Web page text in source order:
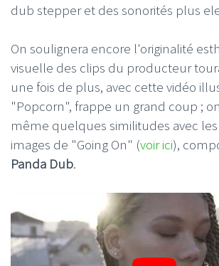
dub stepper et des sonorités plus
On soulignera encore l'originalité
visuelle des clips du producteur
une fois de plus, avec cette vidéo
"Popcorn", frappe un grand coup ;
même quelques similitudes avec
images de "Going On" (voir ici),
Panda Dub.